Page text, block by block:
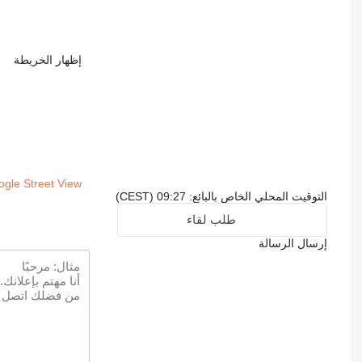
إظهار الخريطة
Street View
التوقيت المحلي الخاص بالبائع: 09:27 (CEST)
طلب لقاء
إرسال الرسالة